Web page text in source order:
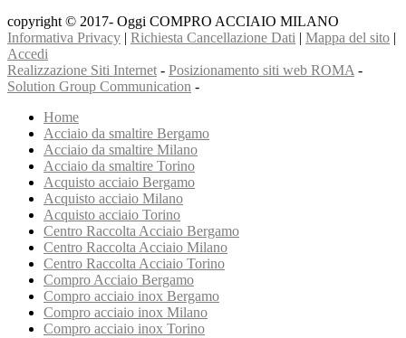
copyright © 2017- Oggi COMPRO ACCIAIO MILANO
Informativa Privacy | Richiesta Cancellazione Dati | Mappa del sito |
Accedi
Realizzazione Siti Internet - Posizionamento siti web ROMA -
Solution Group Communication -
Home
Acciaio da smaltire Bergamo
Acciaio da smaltire Milano
Acciaio da smaltire Torino
Acquisto acciaio Bergamo
Acquisto acciaio Milano
Acquisto acciaio Torino
Centro Raccolta Acciaio Bergamo
Centro Raccolta Acciaio Milano
Centro Raccolta Acciaio Torino
Compro Acciaio Bergamo
Compro acciaio inox Bergamo
Compro acciaio inox Milano
Compro acciaio inox Torino